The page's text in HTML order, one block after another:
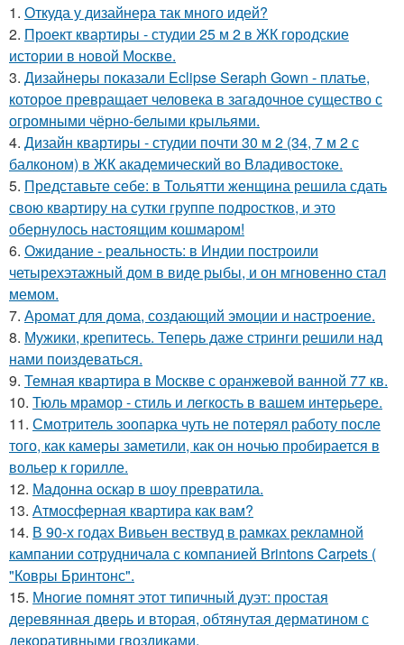
1. Откуда у дизайнера так много идей?
2. Проект квартиры - студии 25 м 2 в ЖК городские
истории в новой Москве.
3. Дизайнеры показали Eclipse Seraph Gown - платье,
которое превращает человека в загадочное существо с
огромными чёрно-белыми крыльями.
4. Дизайн квартиры - студии почти 30 м 2 (34, 7 м 2 с
балконом) в ЖК академический во Владивостоке.
5. Представьте себе: в Тольятти женщина решила сдать
свою квартиру на сутки группе подростков, и это
обернулось настоящим кошмаром!
6. Ожидание - реальность: в Индии построили
четырехэтажный дом в виде рыбы, и он мгновенно стал
мемом.
7. Аромат для дома, создающий эмоции и настроение.
8. Мужики, крепитесь. Теперь даже стринги решили над
нами поиздеваться.
9. Темная квартира в Москве с оранжевой ванной 77 кв.
10. Тюль мрамор - стиль и лeгкость в вашем интерьере.
11. Смотритель зоопарка чуть не потерял работу после
того, как камеры заметили, как он ночью пробирается в
вольер к горилле.
12. Мадонна оскар в шоу превратила.
13. Атмосферная квартира как вам?
14. В 90-х годах Вивьен вествуд в рамках рекламной
кампании сотрудничала с компанией Brintons Carpets (
"Ковры Бринтонс".
15. Многие помнят этот типичный дуэт: простая
деревянная дверь и вторая, обтянутая дерматином с
декоративными гвоздиками.